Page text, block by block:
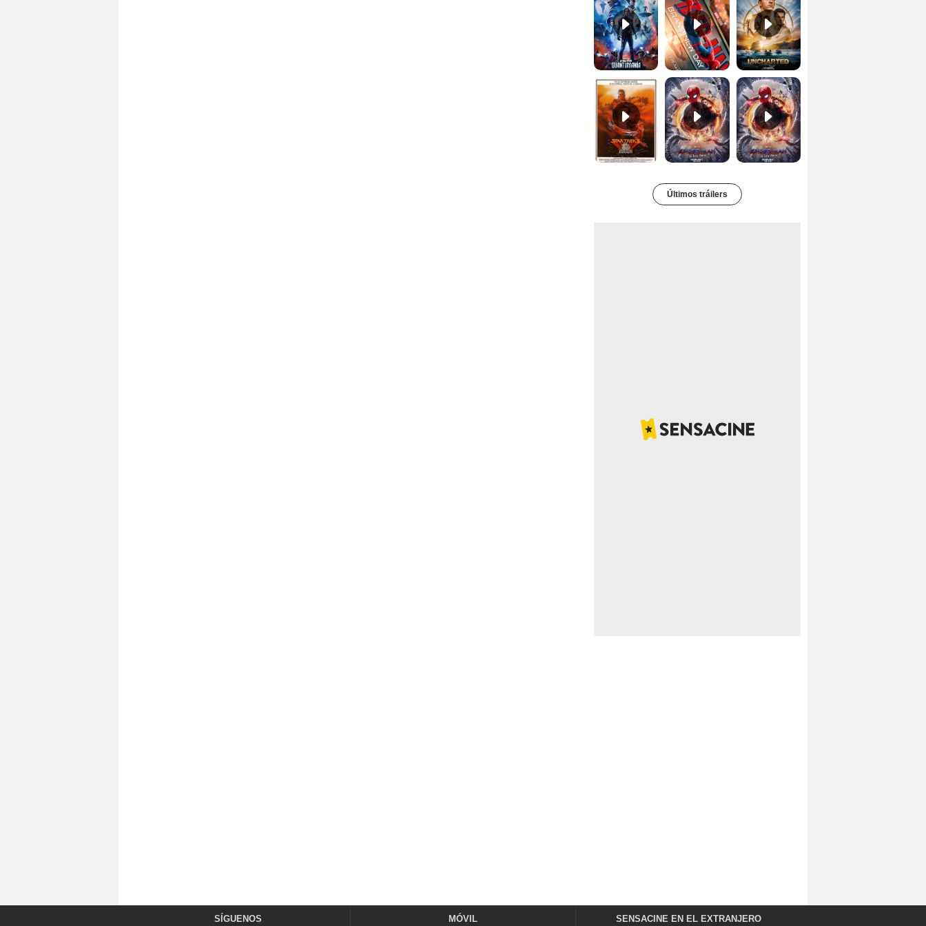
Star Trek II: la ira de Khan Tráiler VO Spider-Man: No Way Home Teaser Tráiler 'Spider-Man: No Way Home'
Últimos tráilers
SÍGUENOS MÓVIL SENSACINE EN EL EXTRANJERO